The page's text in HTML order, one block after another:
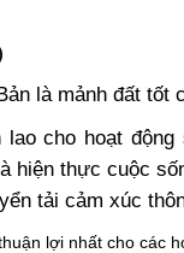
là mảnh đất tốt
cho hoạt động
hiện thực cuộc
tải cảm xúc
lợi nhất cho các